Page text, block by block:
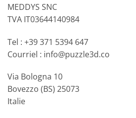
MEDDYS SNC
TVA IT03644140984
Tel : +39 371 5394 647
Courriel : info@puzzle3d.co
Via Bologna 10
Bovezzo (BS) 25073
Italie